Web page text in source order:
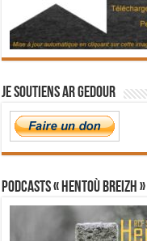
Je soutiens Ar Gedour
PODCASTS « Hentoù Breizh »